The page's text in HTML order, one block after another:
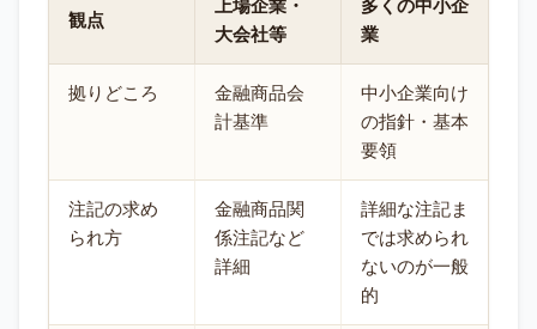
観点
上場企業・
大会社等
多くの中小企
業
拠りどころ
金融商品会
計基準
中小企業向け
の指針・基本
要領
注記の求め
られ方
金融商品関
係注記など
詳細
詳細な注記ま
では求められ
ないのが一般
的